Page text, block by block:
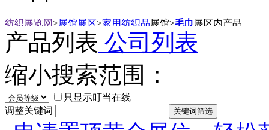
纺织展览网>展馆展区>家用纺织品展馆>毛巾 展区内产品
产品列表 公司列表
缩小搜索范围：
只显示叮当在线
调整关键词